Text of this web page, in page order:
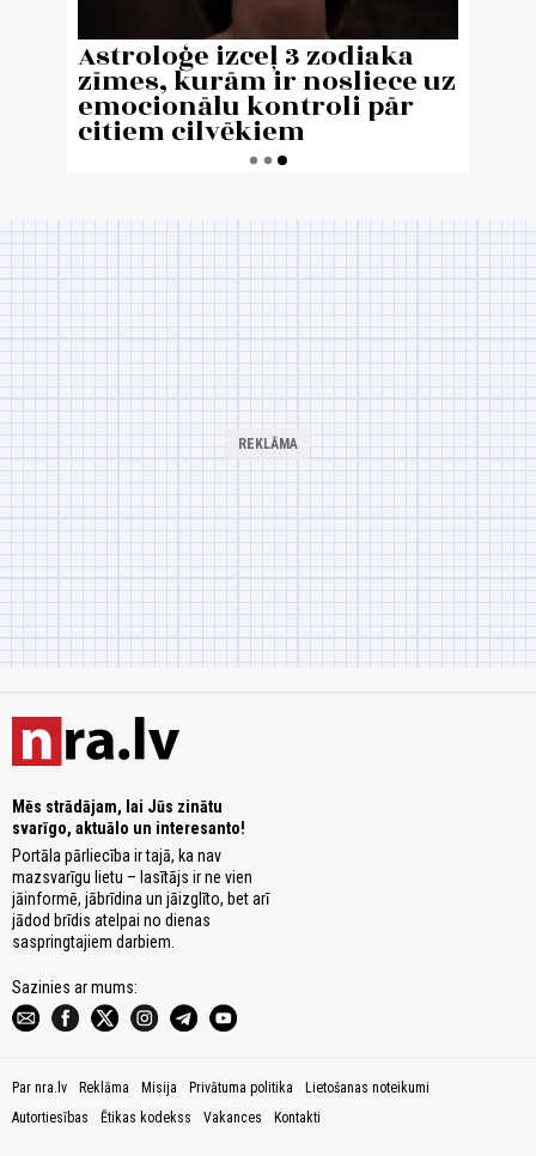
Mēs strādājam, lai Jūs zinātu
svarīgo, aktuālo un interesanto!
Portāla pārliecība ir tajā, ka nav
mazsvarīgu lietu – lasītājs ir ne vien
jāinformē, jābrīdina un jāizglīto, bet arī
jādod brīdis atelpai no dienas
saspringtajiem darbiem.
Sazinies ar mums:
Par nra.lv Reklāma Misija Privātuma politika
Lietošanas noteikumi
Autortiesības
Ētikas kodekss Vakances Kontakti